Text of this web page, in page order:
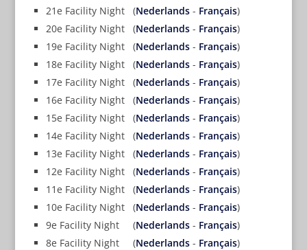
21e Facility Night (Nederlands- Français)
20e Facility Night (Nederlands- Français)
19e Facility Night (Nederlands- Français)
18e Facility Night (Nederlands- Français)
17e Facility Night (Nederlands- Français)
16e Facility Night (Nederlands- Français)
15e Facility Night (Nederlands- Français)
14e Facility Night (Nederlands- Français)
13e Facility Night (Nederlands- Français)
12e Facility Night (Nederlands- Français)
11e Facility Night (Nederlands- Français)
10e Facility Night (Nederlands- Français)
9e Facility Night (Nederlands- Français)
8e Facility Night (Nederlands- Français)